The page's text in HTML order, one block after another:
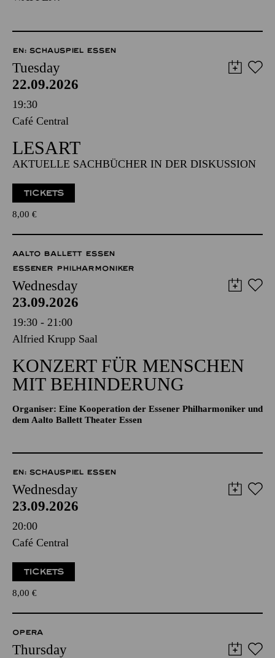
EN: SCHAUSPIEL ESSEN
Tuesday
22.09.2026
19:30
Café Central
LESART
AKTUELLE SACHBÜCHER IN DER DISKUSSION
TICKETS
8,00 €
AALTO BALLETT ESSEN
ESSENER PHILHARMONIKER
Wednesday
23.09.2026
19:30 - 21:00
Alfried Krupp Saal
KONZERT FÜR MENSCHEN
MIT BEHINDERUNG
Organiser: Eine Kooperation der Essener Philharmoniker und
dem Aalto Ballett Theater Essen
EN: SCHAUSPIEL ESSEN
Wednesday
23.09.2026
20:00
Café Central
TICKETS
8,00 €
OPERA
Thursday